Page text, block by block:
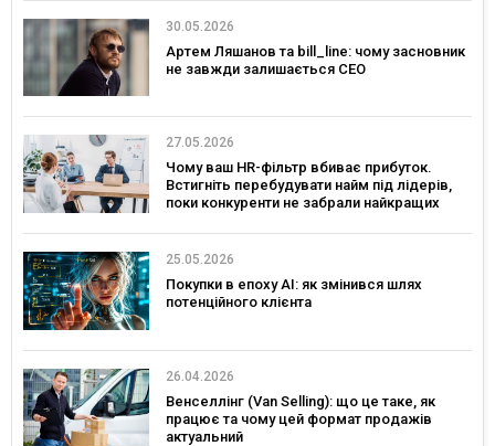
30.05.2026
Артем Ляшанов та bill_line: чому засновник
не завжди залишається CEO
27.05.2026
Чому ваш HR-фільтр вбиває прибуток.
Встигніть перебудувати найм під лідерів,
поки конкуренти не забрали найкращих
25.05.2026
Покупки в епоху AI: як змінився шлях
потенційного клієнта
26.04.2026
Венселлінг (Van Selling): що це таке, як
працює та чому цей формат продажів
актуальний